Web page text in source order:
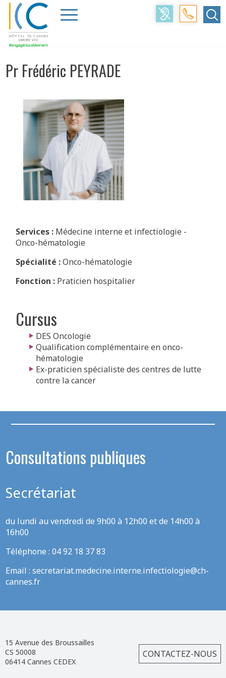
Accueil > Médecins Frédéric PEYRADE
Pr Frédéric PEYRADE
Services : Médecine interne et infectiologie -
Onco-hématologie
Spécialité :Onco-hématologie
Fonction : Praticien hospitalier
Cursus
DES Oncologie
Qualification complémentaire en onco-
hématologie
Ex-praticien spécialiste des centres de lutte
contre la cancer
Consultations publiques
Secrétariat
du lundi au vendredi de 9h00 à 12h00 et de 14h00 à
16h00
Téléphone : 04 92 18 37 83
Email :secretariat.medecine.interne.infectiologie@ch-
cannes.fr
15 Avenue des Broussailles
CS 50008
06414 Cannes CEDEX
CONTACTEZ-NOUS